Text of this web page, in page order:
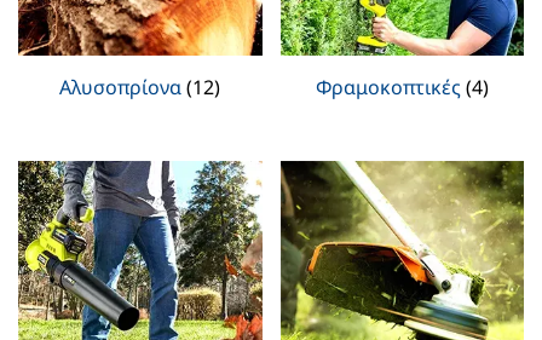
Αλυσοπρίονα(12) Φραμοκοπτικές (4)